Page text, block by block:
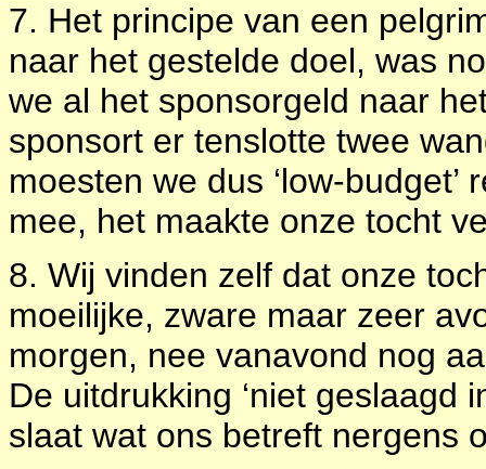
7. Het principe van een
naar het gestelde doel, was
we al het sponsorgeld naar
sponsort er tenslotte twee
moesten we dus ‘low-
mee, het maakte onze tocht
8. Wij vinden zelf dat onze
moeilijke, zware maar zeer
morgen, nee vanavond nog
De uitdrukking ‘niet geslaagd
slaat wat ons betreft nergens